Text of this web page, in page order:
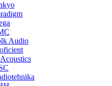
Audio